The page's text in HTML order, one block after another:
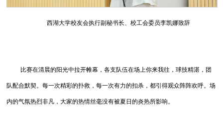
西湖大学校友会执行副秘书长、校工会委员李凯娜致辞
比赛在清晨的阳光中拉开帷幕，各支队伍在场上你来我往，球技精湛，团
队配合默契。每一次精彩的扑救，每一次有力的扣杀，都引得观众阵阵欢呼。场
内的气氛热烈非凡，大家的热情丝毫没有被夏日的炎热所影响。